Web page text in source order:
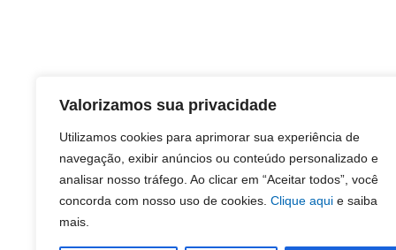
Valorizamos sua privacidade
Utilizamos cookies para aprimorar sua experiência de
navegação, exibir anúncios ou conteúdo personalizado e
analisar nosso tráfego. Ao clicar em “Aceitar todos”, você
concorda com nosso uso de cookies. Clique aqui e saiba
mais.